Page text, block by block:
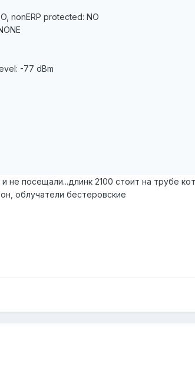
nonERP protected: NO
-77 dBm
не посещали...длинк 2100 стоит на трубе
облучатели бестеровские